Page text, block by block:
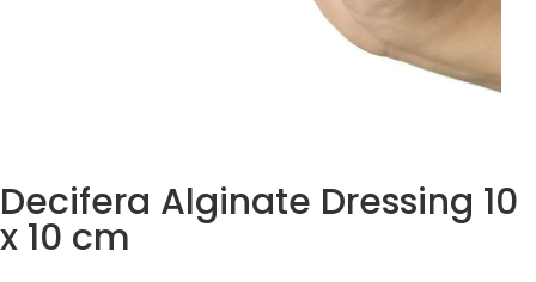
Decifera Alginate Dressing 10
x 10 cm